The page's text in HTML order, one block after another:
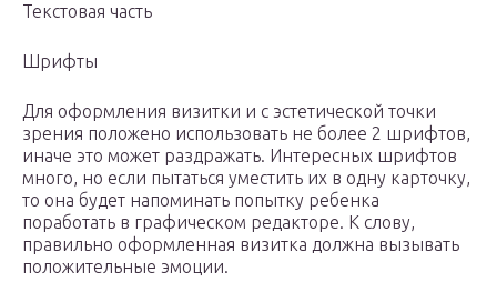
Текстовая часть
Шрифты
Для оформления визитки и с эстетической точки
зрения положено использовать не более 2 шрифтов,
иначе это может раздражать. Интересных шрифтов
много, но если пытаться уместить их в одну карточку,
то она будет напоминать попытку ребенка
поработать в графическом редакторе. К слову,
правильно оформленная визитка должна вызывать
положительные эмоции.